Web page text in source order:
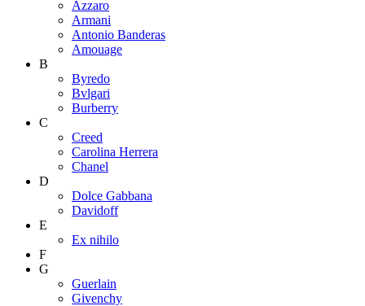
Azzaro
Armani
Antonio Banderas
Amouage
B
Byredo
Bvlgari
Burberry
C
Creed
Carolina Herrera
Chanel
D
Dolce Gabbana
Davidoff
E
Ex nihilo
F
G
Guerlain
Givenchy